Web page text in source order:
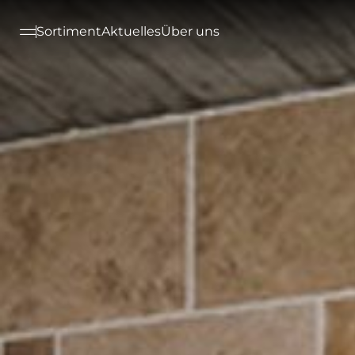
SortimentAktuellesÜber uns